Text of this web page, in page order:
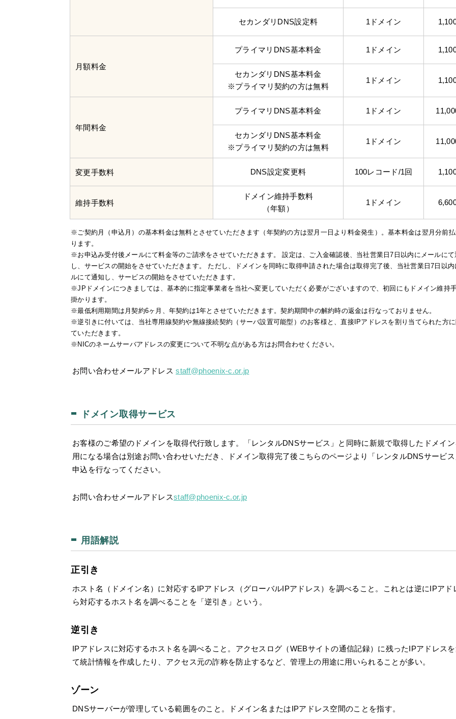
セカンダリDNS設定料 1ドメイン
月額料金
プライマリDNS基本料金 1ドメイン
セカンダリDNS基本料金
※プライマリ契約の方は無料
1ドメイン
年間料金
プライマリDNS基本料金 1ドメイン
セカンダリDNS基本料金
※プライマリ契約の方は無料
1ドメイン
変更手数料 DNS設定変更料 100レコード/1回
維持手数料
ドメイン維持手数料
（年額）
1ドメイン
※ご契約月（申込月）の基本料金は無料とさせていただきます（年契約の方は翌月一日より料金発生）。基本料金は翌月分前
ります。
※お申込み受付後メールにて料金等のご請求をさせていただきます。 設定は、ご入金確認後、当社営業日7日以内にメールにて
し、サービスの開始をさせていただきます。 ただし、ドメインを同時に取得申請された場合は取得完了後、当社営業日7日以内
ルにて通知し、サービスの開始をさせていただきます。
※JPドメインにつきましては、基本的に指定事業者を当社へ変更していただく必要がございますので、初回にもドメイン維持
掛かります。
※最低利用期間は月契約6ヶ月、年契約は1年とさせていただきます。契約期間中の解約時の返金は行なっておりません。
※逆引きに付いては、当社専用線契約や無線接続契約（サーバ設置可能型）のお客様と、直接IPアドレスを割り当てられた方
ていただきます。
※NICのネームサーバアドレスの変更について不明な点がある方はお問合わせください。
お問い合わせメールアドレスstaff@phoenix-c.or.jp
ドメイン取得サービス
お客様のご希望のドメインを取得代行致します。「レンタルDNSサービス」と同時に新規で取得したドメイン
用になる場合は別途お問い合わせいただき、ドメイン取得完了後こちらのページより「レンタルDNSサービ
申込を行なってください。
お問い合わせメールアドレスstaff@phoenix-c.or.jp
用語解説
正引き
ホスト名（ドメイン名）に対応するIPアドレス（グローバルIPアドレス）を調べること。これとは逆にIPアド
ら対応するホスト名を調べることを「逆引き」という。
逆引き
IPアドレスに対応するホスト名を調べること。アクセスログ（WEBサイトの通信記録）に残ったIPアドレスを
て統計情報を作成したり、アクセス元の詐称を防止するなど、管理上の用途に用いられることが多い。
ゾーン
DNSサーバーが管理している範囲をのこと。ドメイン名またはIPアドレス空間のことを指す。